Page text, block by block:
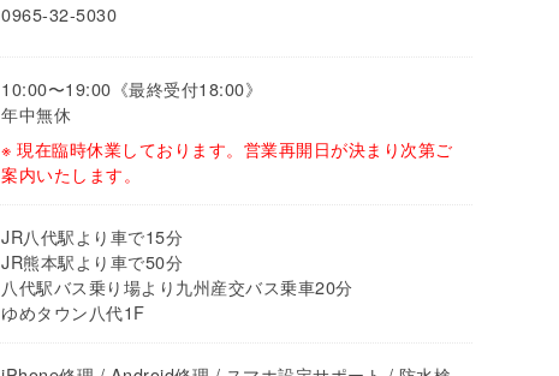
0965-32-5030
10:00〜19:00《最終受付18:00》
年中無休
※ 現在臨時休業しております。営業再開日が決まり次第ご
案内いたします。
JR八代駅より車で15分
JR熊本駅より車で50分
八代駅バス乗り場より九州産交バス乗車20分
ゆめタウン八代1F